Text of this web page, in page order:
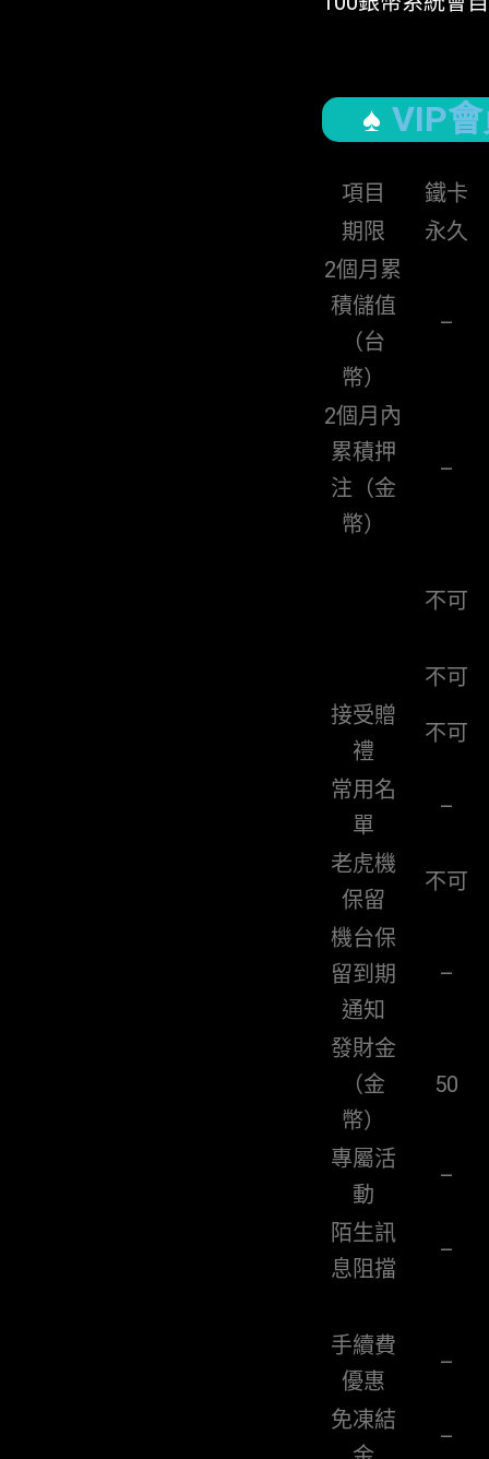
VIP
項目
鐵卡
期限
永久
2個月累
積儲值
（台
幣）
–
2個月內
累積押
注（金
幣）
–
不可
不可
接受贈
禮
不可
常用名
單
–
老虎機
保留
不可
機台保
留到期
通知
–
發財金
（金
幣）
50
專屬活
動
–
陌生訊
息阻擋
–
手續費
優惠
–
免凍結
–